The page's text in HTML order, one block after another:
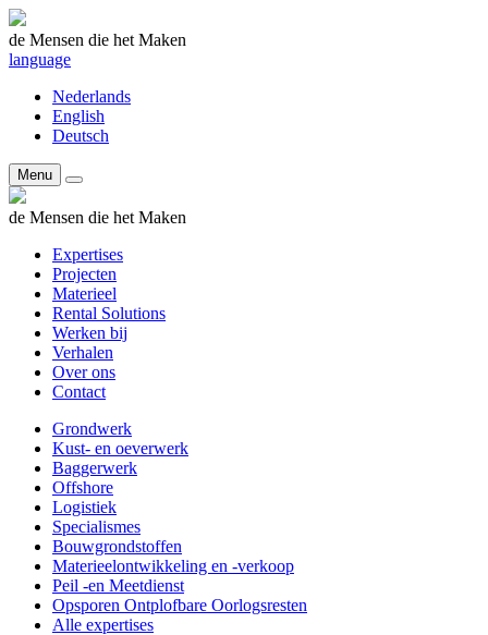
de Mensen die het Maken
language
Nederlands
English
Deutsch
Menu
de Mensen die het Maken
Expertises
Projecten
Materieel
Rental Solutions
Werken bij
Verhalen
Over ons
Contact
Grondwerk
Kust- en oeverwerk
Baggerwerk
Offshore
Logistiek
Specialismes
Bouwgrondstoffen
Materieelontwikkeling en -verkoop
Peil -en Meetdienst
Opsporen Ontplofbare Oorlogsresten
Alle expertises